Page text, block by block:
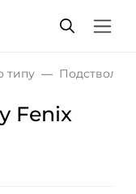
типу
Fenix